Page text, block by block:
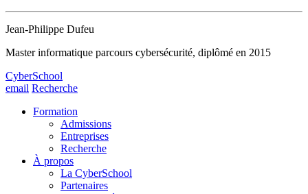
Jean-Philippe Dufeu
Master informatique parcours cybersécurité, diplômé en 2015
CyberSchool
email Recherche
Formation
Admissions
Entreprises
Recherche
À propos
La CyberSchool
Partenaires